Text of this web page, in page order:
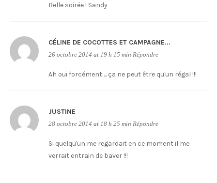
Belle soirée ! Sandy
CÉLINE DE COCOTTES ET CAMPAGNE...
26 octobre 2014 at 19 h 15 min Répondre
Ah oui forcément…. ça ne peut être qu'un régal !!!
JUSTINE
28 octobre 2014 at 18 h 25 min Répondre
Si quelqu'un me regardait en ce moment il me
verrait entrain de baver !!!